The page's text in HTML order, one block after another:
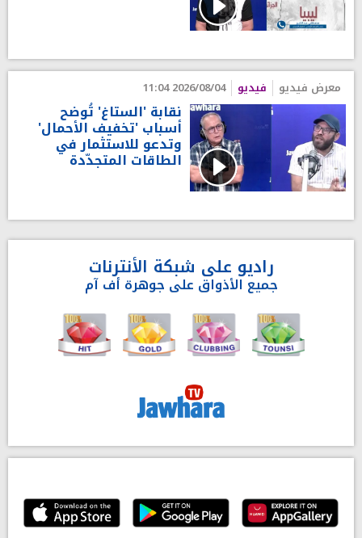
معرض فيديو فيديو 2026/08/04 11:04
نقابة 'الستاغ' تُوضح
أسباب 'تخفيف الأحمال'
وتدعو للاستثمار في
الطاقات المتجدّدة
راديو على شبكة الأنترنات
جميع الأذواق على جوهرة أف آم